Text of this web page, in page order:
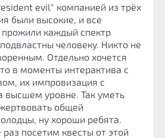
evil" компанией из трёх
были высокие, и все
каждый спектр
человеку. Никто не
Отдельно хочется
в моменты интерактива с
их импровизация с
высшем уровне. Так уметь
общей
ну хороши ребята.
посетим квесты от этой